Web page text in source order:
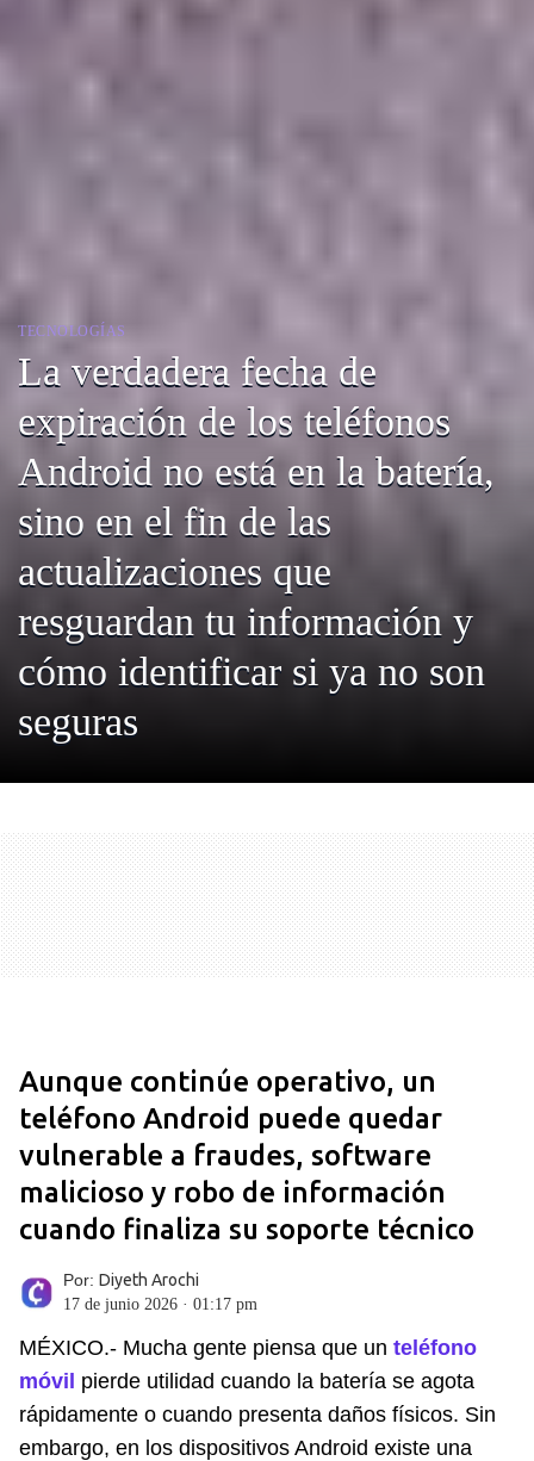
TECNOLOGÍAS
La verdadera fecha de
expiración de los teléfonos
Android no está en la batería,
sino en el fin de las
actualizaciones que
resguardan tu información y
cómo identificar si ya no son
seguras
Aunque continúe operativo, un
teléfono Android puede quedar
vulnerable a fraudes, software
malicioso y robo de información
cuando finaliza su soporte técnico
Por: Diyeth Arochi
17 de junio 2026 · 01:17 pm
MÉXICO.- Mucha gente piensa que un teléfono
móvil pierde utilidad cuando la batería se agota
rápidamente o cuando presenta daños físicos. Sin
embargo, en los dispositivos Android existe una